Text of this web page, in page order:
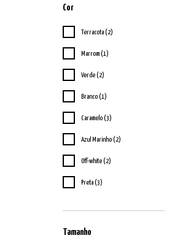
Cor
Terracota (2)
Marrom (1)
Verde (2)
Branco (1)
Caramelo (3)
Azul Marinho (2)
Off-white (2)
Preta (3)
Tamanho